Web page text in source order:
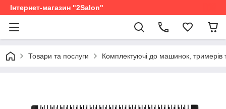
Інтернет-магазин "2Salon"
Товари та послуги Комплектуючі до машинок, тримерів